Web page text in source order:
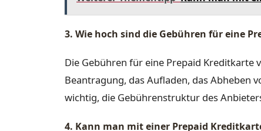
3. Wie hoch sind die Gebühren für eine
Die Gebühren für eine Prepaid Kreditkarte
Beantragung, das Aufladen, das Abheben
wichtig, die Gebührenstruktur des
4. Kann man mit einer Prepaid